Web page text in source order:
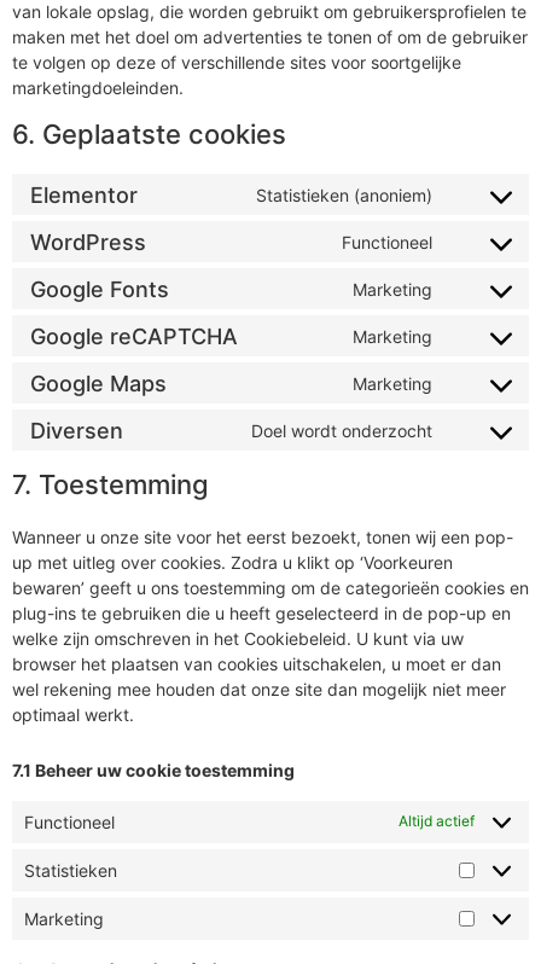
van lokale opslag, die worden gebruikt om gebruikersprofielen te
maken met het doel om advertenties te tonen of om de gebruiker
te volgen op deze of verschillende sites voor soortgelijke
marketingdoeleinden.
6. Geplaatste cookies
Elementor Statistieken (anoniem)
WordPress Functioneel
Google Fonts Marketing
Google reCAPTCHA Marketing
Google Maps Marketing
Diversen Doel wordt onderzocht
7. Toestemming
Wanneer u onze site voor het eerst bezoekt, tonen wij een pop-
up met uitleg over cookies. Zodra u klikt op ‘Voorkeuren
bewaren’ geeft u ons toestemming om de categorieën cookies en
plug-ins te gebruiken die u heeft geselecteerd in de pop-up en
welke zijn omschreven in het Cookiebeleid. U kunt via uw
browser het plaatsen van cookies uitschakelen, u moet er dan
wel rekening mee houden dat onze site dan mogelijk niet meer
optimaal werkt.
7.1 Beheer uw cookie toestemming
Functioneel Altijd actief
Statistieken
Marketing